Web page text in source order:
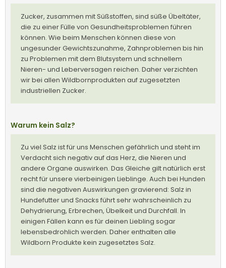
Zucker, zusammen mit Süßstoffen, sind süße Übeltäter,
die zu einer Fülle von Gesundheitsproblemen führen
können. Wie beim Menschen können diese von
ungesunder Gewichtszunahme, Zahnproblemen bis hin
zu Problemen mit dem Blutsystem und schnellem
Nieren- und Leberversagen reichen. Daher verzichten
wir bei allen Wildbornprodukten auf zugesetzten
industriellen Zucker.
Warum kein Salz?
Zu viel Salz ist für uns Menschen gefährlich und steht im
Verdacht sich negativ auf das Herz, die Nieren und
andere Organe auswirken. Das Gleiche gilt natürlich erst
recht für unsere vierbeinigen Lieblinge. Auch bei Hunden
sind die negativen Auswirkungen gravierend: Salz in
Hundefutter und Snacks führt sehr wahrscheinlich zu
Dehydrierung, Erbrechen, Übelkeit und Durchfall. In
einigen Fällen kann es für deinen Liebling sogar
lebensbedrohlich werden. Daher enthalten alle
Wildborn Produkte kein zugesetztes Salz.